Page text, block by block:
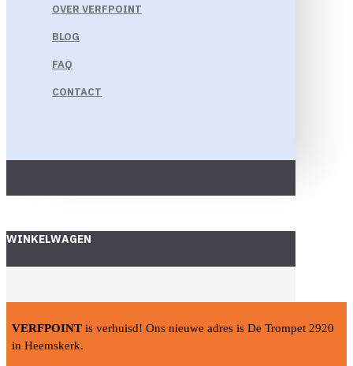
OVER VERFPOINT
BLOG
FAQ
CONTACT
WINKELWAGEN
VERFPOINT is verhuisd! Ons nieuwe adres is De Trompet 2920
in Heemskerk.